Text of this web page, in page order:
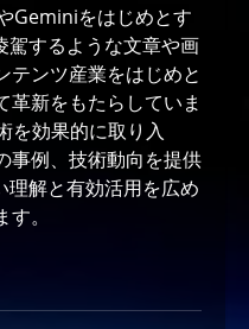
Geminiをはじめとす
駕するような文章や画
テンツ産業をはじめと
革新をもたらしていま
を効果的に取り入
事例、技術動向を提供
理解と有効活用を広め
。